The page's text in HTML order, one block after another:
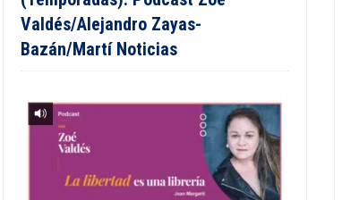
Valdés/Alejandro Zayas-
Bazán/Martí Noticias